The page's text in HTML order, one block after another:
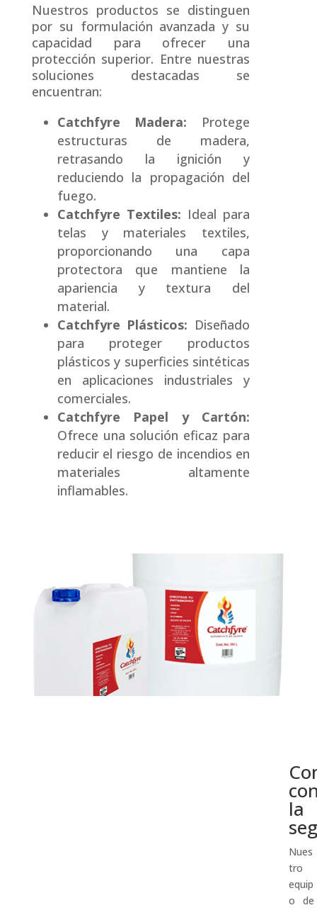
Nuestros productos se distinguen
por su formulación avanzada y su
capacidad para ofrecer una
protección superior. Entre nuestras
soluciones destacadas se
encuentran:
Catchfyre Madera: Protege
estructuras de madera,
retrasando la ignición y
reduciendo la propagación del
fuego.
Catchfyre Textiles: Ideal para
telas y materiales textiles,
proporcionando una capa
protectora que mantiene la
apariencia y textura del
material.
Catchfyre Plásticos: Diseñado
para proteger productos
plásticos y superficies sintéticas
en aplicaciones industriales y
comerciales.
Catchfyre Papel y Cartón:
Ofrece una solución eficaz para
reducir el riesgo de incendios en
materiales altamente
inflamables.
la
Nues
tro
equip
o de